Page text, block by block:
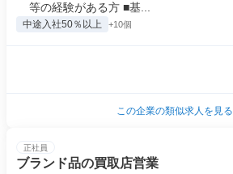
等の経験がある方 ■基...
中途入社50％以上 +10個
この企業の類似求人を見る
正社員
ブランド品の買取店営業